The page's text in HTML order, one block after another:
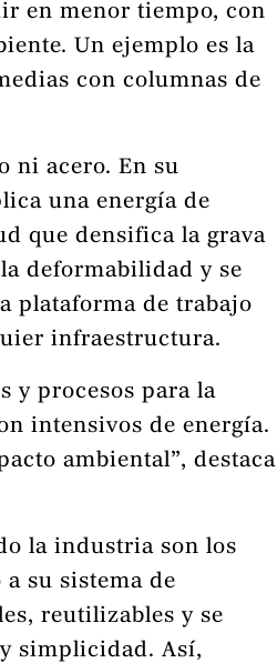
en menor tiempo, con
Un ejemplo es la
con columnas de
ni acero. En su
una energía de
que densifica la grava
deformabilidad y se
plataforma de trabajo
infraestructura.
y procesos para la
intensivos de energía.
ambiental”, destaca
la industria son los
su sistema de
reutilizables y se
simplicidad. Así,